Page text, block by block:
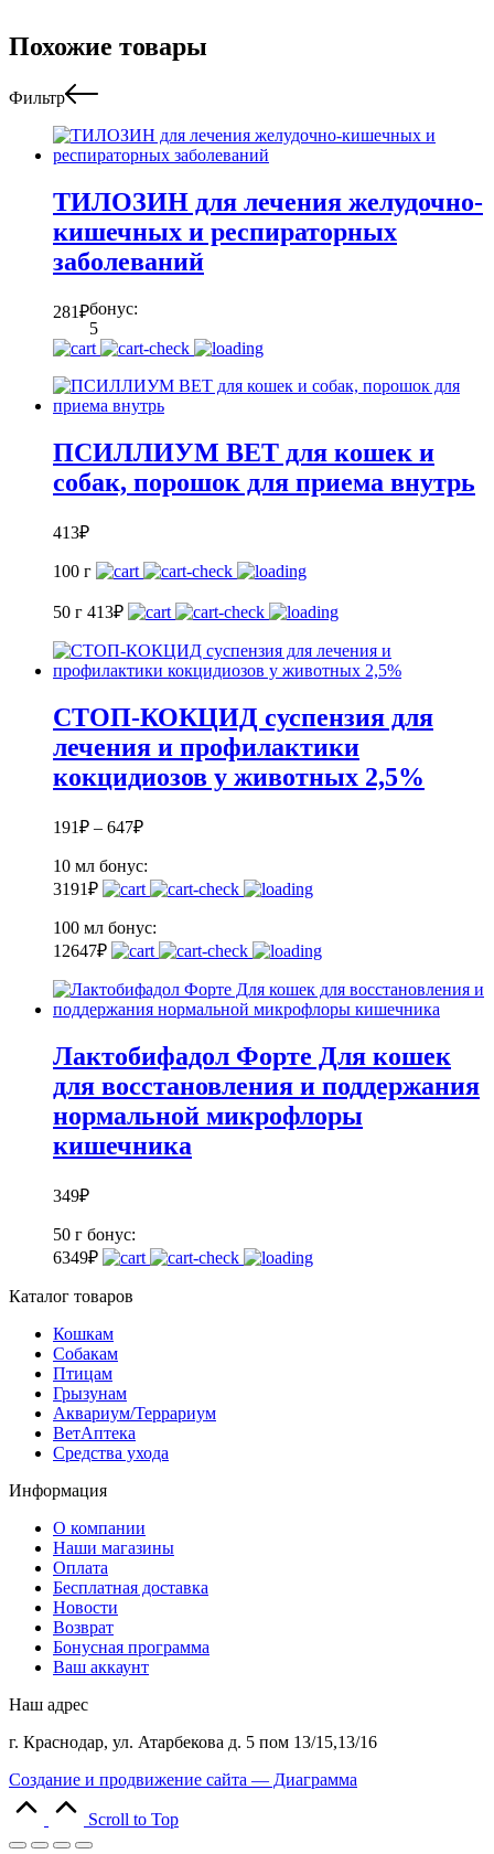
Похожие товары
Фильтр
ТИЛОЗИН для лечения желудочно-
кишечных и респираторных
заболеваний
281₽бонус:
5
ПСИЛЛИУМ ВЕТ для кошек и
собак, порошок для приема внутрь
413₽
100 г
50 г 413₽
СТОП-КОКЦИД суспензия для
лечения и профилактики
кокцидиозов у животных 2,5%
191₽ – 647₽
10 мл бонус:
3191₽
100 мл бонус:
12647₽
Лактобифадол Форте Для кошек
для восстановления и поддержания
нормальной микрофлоры
кишечника
349₽
50 г бонус:
6349₽
Каталог товаров
Кошкам
Собакам
Птицам
Грызунам
Аквариум/Террариум
ВетАптека
Средства ухода
Информация
О компании
Наши магазины
Оплата
Бесплатная доставка
Новости
Возврат
Бонусная программа
Ваш аккаунт
Наш адрес
г. Краснодар, ул. Атарбекова д. 5 пом 13/15,13/16
Создание и продвижение сайта — Диаграмма
Scroll to Top